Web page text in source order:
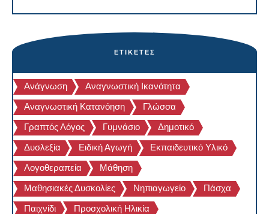
ΕΤΙΚΈΤΕΣ
Ανάγνωση
Αναγνωστική Ικανότητα
Αναγνωστική Κατανόηση
Γλώσσα
Γραπτός Λόγος
Γυμνάσιο
Δημοτικό
Δυσλεξία
Ειδική Αγωγή
Εκπαιδευτικό Υλικό
Λογοθεραπεία
Μάθηση
Μαθησιακές Δυσκολίες
Νηπιαγωγείο
Πάσχα
Παιχνίδι
Προσχολική Ηλικία